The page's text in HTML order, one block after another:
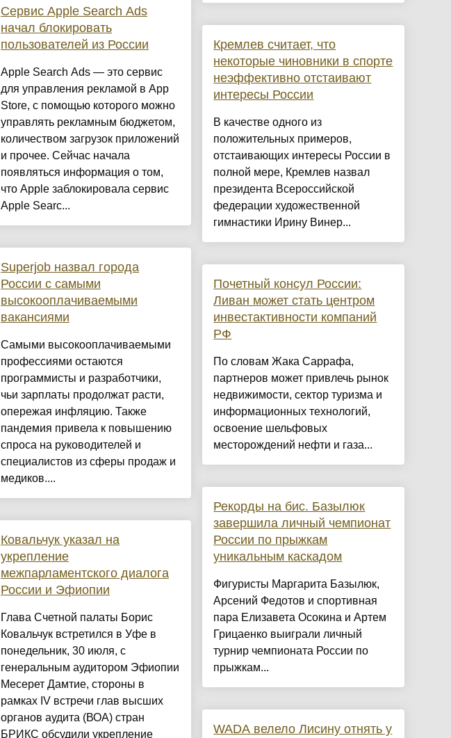
Сервис Apple Search Ads
начал блокировать
пользователей из России
Apple Search Ads — это сервис
для управления рекламой в App
Store, с помощью которого можно
управлять рекламным бюджетом,
количеством загрузок приложений
и прочее. Сейчас начала
появляться информация о том,
что Apple заблокировала сервис
Apple Searc...
Superjob назвал города
России с самыми
высокооплачиваемыми
вакансиями
Самыми высокооплачиваемыми
профессиями остаются
программисты и разработчики,
чьи зарплаты продолжат расти,
опережая инфляцию. Также
пандемия привела к повышению
спроса на руководителей и
специалистов из сферы продаж и
медиков....
Ковальчук указал на
укрепление
межпарламентского диалога
России и Эфиопии
Глава Счетной палаты Борис
Ковальчук встретился в Уфе в
понедельник, 30 июля, с
генеральным аудитором Эфиопии
Месерет Дамтие, стороны в
рамках IV встречи глав высших
органов аудита (ВОА) стран
БРИКС обсудили укрепление
Кремлев считает, что
некоторые чиновники в спорте
неэффективно отстаивают
интересы России
В качестве одного из
положительных примеров,
отстаивающих интересы России в
полной мере, Кремлев назвал
президента Всероссийской
федерации художественной
гимнастики Ирину Винер...
Почетный консул России:
Ливан может стать центром
инвестактивности компаний
РФ
По словам Жака Саррафа,
партнеров может привлечь рынок
недвижимости, сектор туризма и
информационных технологий,
освоение шельфовых
месторождений нефти и газа...
Рекорды на бис. Базылюк
завершила личный чемпионат
России по прыжкам
уникальным каскадом
Фигуристы Маргарита Базылюк,
Арсений Федотов и спортивная
пара Елизавета Осокина и Артем
Грицаенко выиграли личный
турнир чемпионата России по
прыжкам...
WADA велело Лисину отнять у